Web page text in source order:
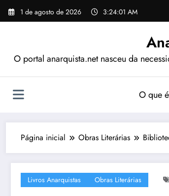
Pular
para
1 de agosto de 2026 3:24:02 AM
O portal anarquista.net nasceu da
O que
Página inicial Obras Literárias
Livros Anarquistas Obras Literárias